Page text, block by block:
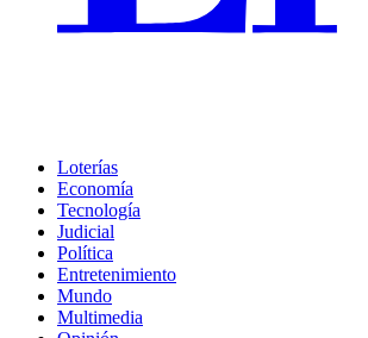
Loterías
Economía
Tecnología
Judicial
Política
Entretenimiento
Mundo
Multimedia